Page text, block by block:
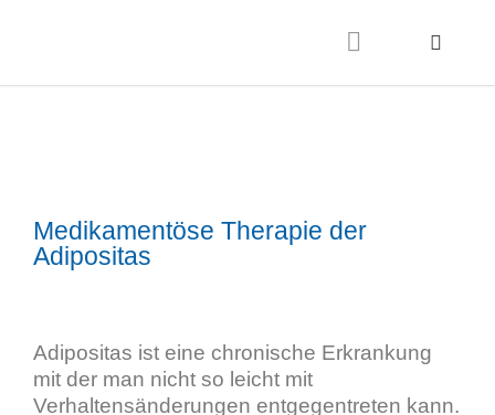
Medikamentöse Therapie der
Adipositas
Adipositas ist eine chronische Erkrankung
mit der man nicht so leicht mit
Verhaltensänderungen entgegentreten kann.